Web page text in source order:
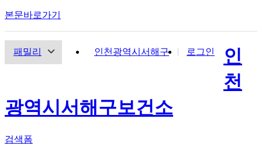
본문바로가기
패밀리 인천광역시서해구 로그인
인
천
광역시서해구보건소
검색폼